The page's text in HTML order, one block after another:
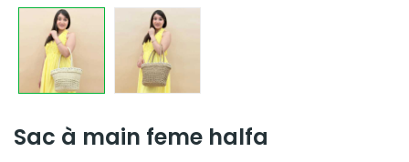
Sac à main feme halfa